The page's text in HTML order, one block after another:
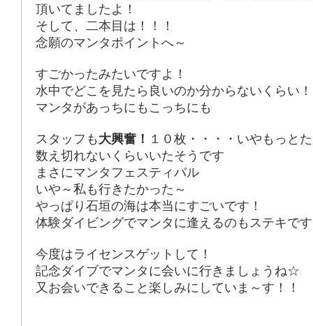
頂いてましたよ！
そして、二本目は！！！
念願のマンタポイントへ～
すごかったみたいですよ！
水中でどこを見たら良いのか分からないくらい！
マンタがあっちにもこっちにも
スタッフも 大興奮！ １０枚・・・・いやもっと
数え切れないくらいいたそうです
まさにマンタフェスティバル
いや～私も行きたかった～
やっぱり石垣の海は本当にすごいです！
体験ダイビングでマンタに逢えるのもステキで
今度はライセンスゲットして！
記念ダイブでマンタに会いに行きましょうね☆
又お会いできること楽しみにしていま～す！！